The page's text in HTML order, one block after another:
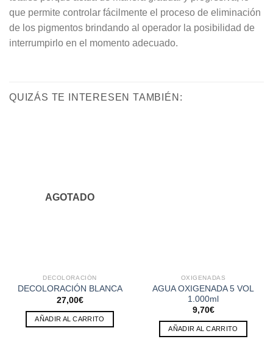
que permite controlar fácilmente el proceso de eliminación
de los pigmentos brindando al operador la posibilidad de
interrumpirlo en el momento adecuado.
QUIZÁS TE INTERESEN TAMBIÉN:
AGOTADO
DECOLORACIÓN
DECOLORACIÓN BLANCA
27,00€
AÑADIR AL CARRITO
OXIGENADAS
AGUA OXIGENADA 5 VOL
1.000ml
9,70€
AÑADIR AL CARRITO